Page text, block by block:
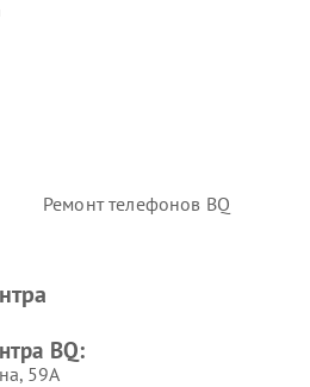
Ремонт телефонов BQ
BQ:
59А